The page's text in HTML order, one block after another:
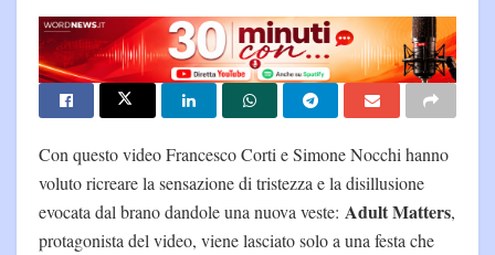
Con questo video Francesco Corti e Simone Nocchi hanno
voluto ricreare la sensazione di tristezza e la disillusione
evocata dal brano dandole una nuova veste: Adult Matters,
protagonista del video, viene lasciato solo a una festa che